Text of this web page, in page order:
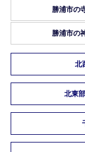
勝浦市の
勝浦市の
北
北東